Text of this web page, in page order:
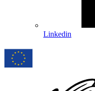
Linkedin